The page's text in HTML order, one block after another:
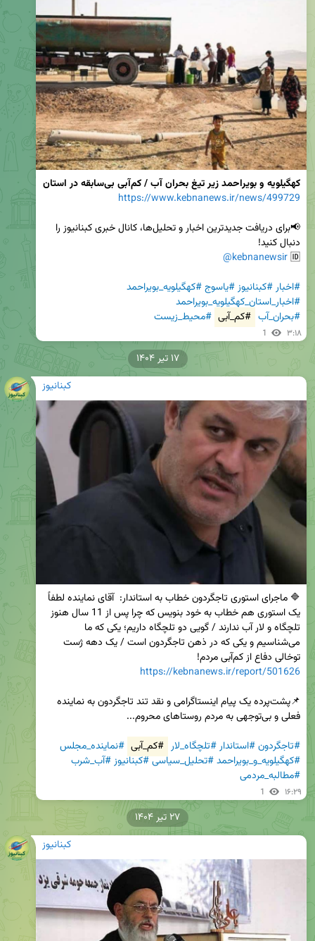
کهگیلویه و بویراحمد زیر تیغ بحران آب / کم‌آبی بی‌سابقه در استان
https://www.kebnanews.ir/news/499729
🆔
@kebnanewsir
#اخبار#کبنانیوز#یاسوج#کهگیلویه_بویراحمد
#اخبار_استان_کهگیلویه_بویراحمد
#بحران_آب #کم_آبی #محیط_زیست
1 ۳:۱۸
کبنانیوز
توخالی دفاع از کم‌آبی مردم!
https://kebnanews.ir/report/501626
#تاجگردون#استاندار#تلچگاه_لار #کم_آبی #نماینده_مجلس
#کهگیلویه_و_بویراحمد#تحلیل_سیاسی#کبنانیوز#آب_شرب
#مطالبه_مردمی
1 ۱۶:۲۹
۱۷ تیر ۱۴۰۴
کبنانیوز
۲۷ تیر ۱۴۰۴